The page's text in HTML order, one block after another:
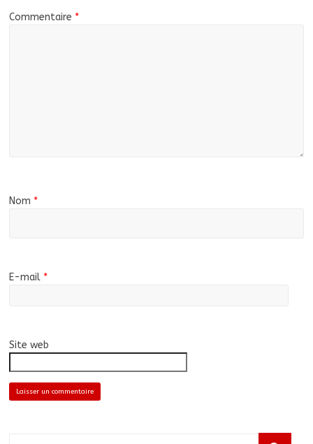
Commentaire *
Nom *
E-mail *
Site web